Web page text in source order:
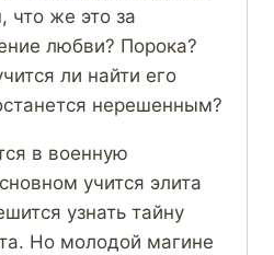
что же это за
любви? Порока?
ли найти его
нерешенным?
в военную
учится элита
узнать тайну
Но молодой магине